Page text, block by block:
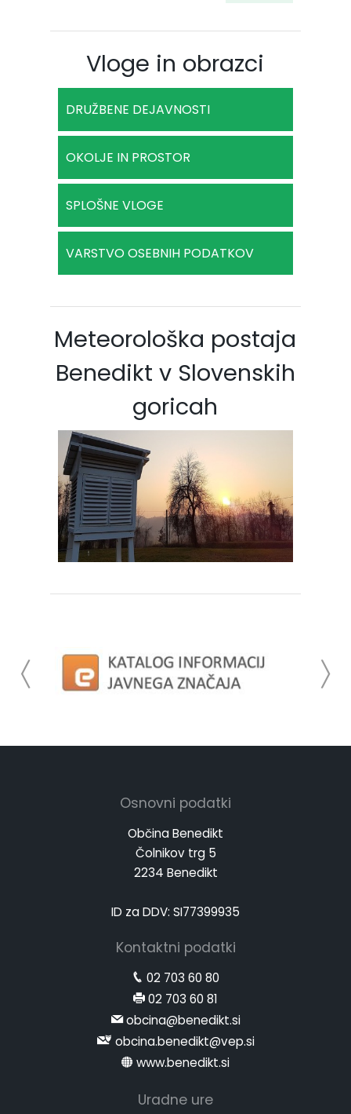
Vloge in obrazci
DRUŽBENE DEJAVNOSTI
OKOLJE IN PROSTOR
SPLOŠNE VLOGE
VARSTVO OSEBNIH PODATKOV
Meteorološka postaja
Benedikt v Slovenskih
goricah
Osnovni podatki
Občina Benedikt
Čolnikov trg 5
2234 Benedikt
ID za DDV: SI77399935
Kontaktni podatki
02 703 60 80
02 703 60 81
obcina@benedikt.si
obcina.benedikt@vep.si
www.benedikt.si
Uradne ure